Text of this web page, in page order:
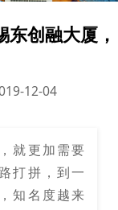
创融大厦，
12-04
就更加需要
打拼，到一
知名度越来